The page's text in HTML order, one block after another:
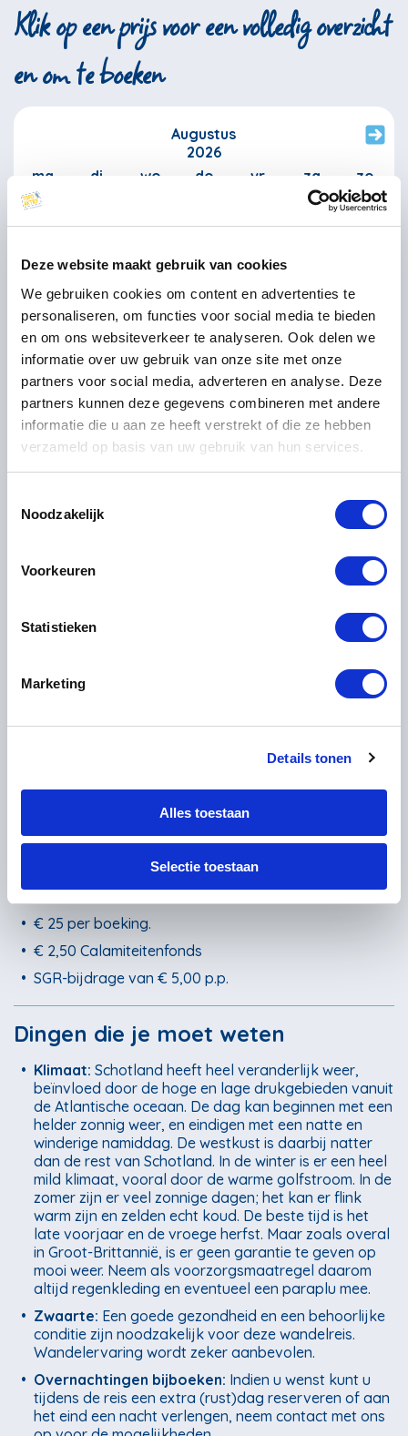
Deze website maakt gebruik van cookies
We gebruiken cookies om content en advertenties te
personaliseren, om functies voor social media te bieden
en om ons websiteverkeer te analyseren. Ook delen we
informatie over uw gebruik van onze site met onze
partners voor social media, adverteren en analyse. Deze
partners kunnen deze gegevens combineren met andere
informatie die u aan ze heeft verstrekt of die ze hebben
verzameld op basis van uw gebruik van hun services.
Noodzakelijk
Voorkeuren
Statistieken
Marketing
Details tonen
Alles toestaan
Selectie toestaan
Klik op een prijs voor een volledig overzicht
en om te boeken
Augustus
2026
ma
di wo do vr za zo
3 4 5 6 7
10
1588
11
1588
12
1588
13
1588
14
1588
15
1588 1588
17
1588
18 19
1588
20 21
1588
22
1588
23
24 25 26 27
1588
28 29
1588
30
31
1588 1 2 3 4 5 6
Inbegrepen
Ontbijt
Informatiepakket inclusief wandelkaart
Verzekeringen
Algemeen
• € 25 per boeking.
• € 2,50 Calamiteitenfonds
• SGR-bijdrage van € 5,00 p.p.
Dingen die je moet weten
• Klimaat: Schotland heeft heel veranderlijk weer,
beïnvloed door de hoge en lage drukgebieden vanuit
de Atlantische oceaan. De dag kan beginnen met een
helder zonnig weer, en eindigen met een natte en
winderige namiddag. De westkust is daarbij natter
dan de rest van Schotland. In de winter is er een heel
mild klimaat, vooral door de warme golfstroom. In de
zomer zijn er veel zonnige dagen; het kan er flink
warm zijn en zelden echt koud. De beste tijd is het
late voorjaar en de vroege herfst. Maar zoals overal
in Groot-Brittannië, is er geen garantie te geven op
mooi weer. Neem als voorzorgsmaatregel daarom
altijd regenkleding en eventueel een paraplu mee.
• Zwaarte: Een goede gezondheid en een behoorlijke
conditie zijn noodzakelijk voor deze wandelreis.
Wandelervaring wordt zeker aanbevolen.
• Overnachtingen bijboeken: Indien u wenst kunt u
tijdens de reis een extra (rust)dag reserveren of aan
het eind een nacht verlengen, neem contact met ons